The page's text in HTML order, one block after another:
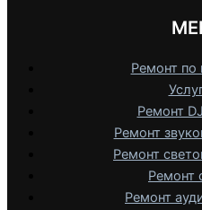
Ремонт по
Ремонт
Ремонт
Ремонт
Ремонт
Ремонт